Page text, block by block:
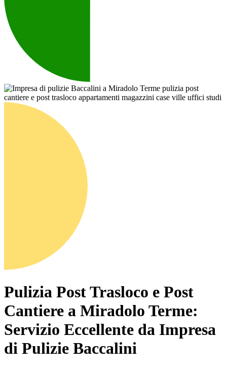
Pulizia Post Trasloco e Post
Cantiere a Miradolo Terme:
Servizio Eccellente da Impresa
di Pulizie Baccalini